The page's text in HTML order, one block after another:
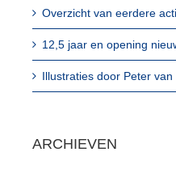
Overzicht van eerdere
12,5 jaar en opening
Illustraties door Peter van
ARCHIEVEN